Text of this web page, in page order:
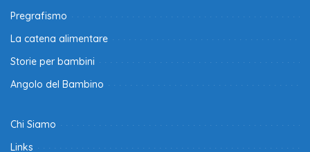
Pregrafismo
La catena alimentare
Storie per bambini
Angolo del Bambino
Chi Siamo
Links